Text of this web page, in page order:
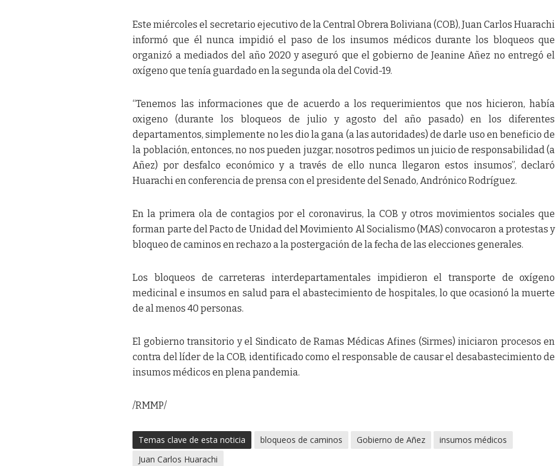
Este miércoles el secretario ejecutivo de la Central Obrera Boliviana (COB), Juan Carlos Huarachi
informó que él nunca impidió el paso de los insumos médicos durante los bloqueos que
organizó a mediados del año 2020 y aseguró que el gobierno de Jeanine Añez no entregó el
oxígeno que tenía guardado en la segunda ola del Covid-19.
“Tenemos las informaciones que de acuerdo a los requerimientos que nos hicieron, había
oxigeno (durante los bloqueos de julio y agosto del año pasado) en los diferentes
departamentos, simplemente no les dio la gana (a las autoridades) de darle uso en beneficio de
la población, entonces, no nos pueden juzgar, nosotros pedimos un juicio de responsabilidad (a
Añez) por desfalco económico y a través de ello nunca llegaron estos insumos”, declaró
Huarachi en conferencia de prensa con el presidente del Senado, Andrónico Rodríguez.
En la primera ola de contagios por el coronavirus, la COB y otros movimientos sociales que
forman parte del Pacto de Unidad del Movimiento Al Socialismo (MAS) convocaron a protestas y
bloqueo de caminos en rechazo a la postergación de la fecha de las elecciones generales.
Los bloqueos de carreteras interdepartamentales impidieron el transporte de oxígeno
medicinal e insumos en salud para el abastecimiento de hospitales, lo que ocasionó la muerte
de al menos 40 personas.
El gobierno transitorio y el Sindicato de Ramas Médicas Afines (Sirmes) iniciaron procesos en
contra del líder de la COB, identificado como el responsable de causar el desabastecimiento de
insumos médicos en plena pandemia.
/RMMP/
Temas clave de esta noticia bloqueos de caminos Gobierno de Añez
insumos médicos
Juan Carlos Huarachi